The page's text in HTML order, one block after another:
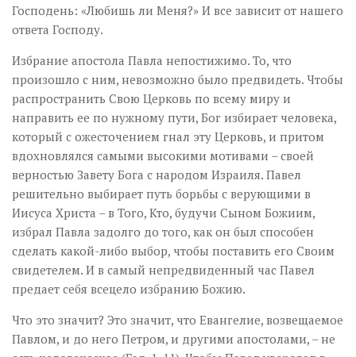
Господень: «Любишь ли Меня?» И все зависит от нашего
ответа Господу.
Избрание апостола Павла непостижимо. То, что
произошло с ним, невозможно было предвидеть. Чтобы
распространить Свою Церковь по всему миру и
направить ее по нужному пути, Бог избирает человека,
который с ожесточением гнал эту Церковь, и притом
вдохновлялся самыми высокими мотивами – своей
верностью Завету Бога с народом Израиля. Павел
решительно выбирает путь борьбы с верующими в
Иисуса Христа – в Того, Кто, будучи Сыном Божиим,
избрал Павла задолго до того, как он был способен
сделать какой-либо выбор, чтобы поставить его Своим
свидетелем. И в самый непредвиденный час Павел
предает себя всецело избранию Божию.
Что это значит? Это значит, что Евангелие, возвещаемое
Павлом, и до него Петром, и другими апостолами, – не